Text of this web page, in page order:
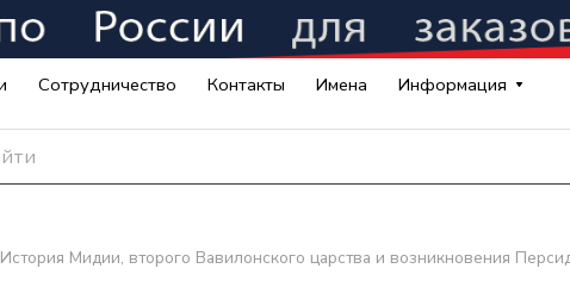
Сотрудничество Контакты Имена Информация
История Мидии, второго Вавилонского царства и возникновения